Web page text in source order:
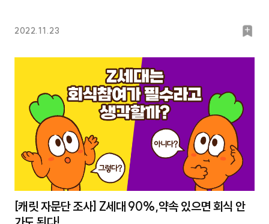
2022.11.23
북
[캐릿 자문단 조사] Z세대 90%,약속 있으면 회식 안